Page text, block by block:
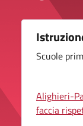
Scuole
Alighieri-
faccia